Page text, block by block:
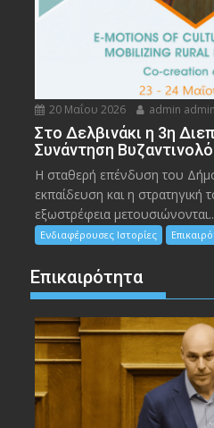
20 Μαΐου 2026 admin admin
Στο Δελβινάκι η 3η
Συνάντηση
Η σταθερή επένδυση του
εκπαίδευση και η στρατηγική
εξωστρέφεια
Ενδιαφέρουσες Ιστορίες
Επικαιρότητα